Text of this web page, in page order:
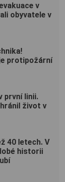
v
obyvatele v
protipožární
první linii.
život v
40 letech. V
historii